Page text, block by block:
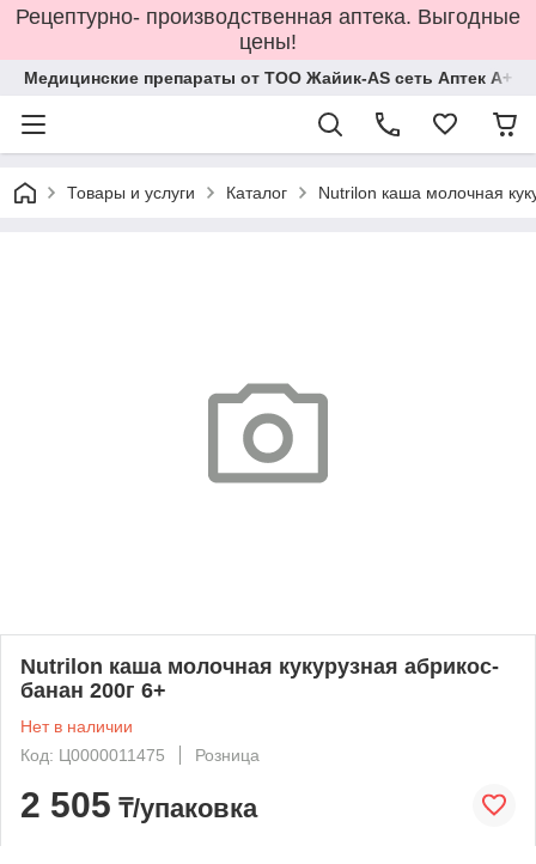
Рецептурно- производственная аптека. Выгодные
цены!
Медицинские препараты от ТОО Жайик-AS сеть Аптек А+
Товары и услуги Каталог Nutrilon каша молочная
Nutrilon каша молочная кукурузная абрикос-
банан 200г 6+
Нет в наличии
Код: Ц0000011475
Розница
2 505 ₸/упаковка